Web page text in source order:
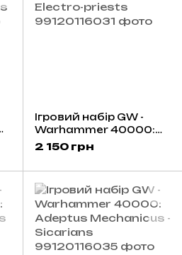
Ігровий набір GW -
Warhammer 40000:
Adeptus Mechanicus -
Electro-priests
2 150 грн